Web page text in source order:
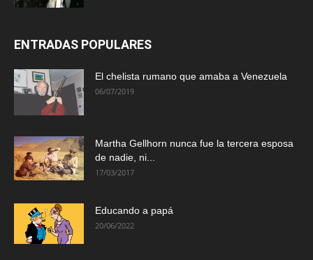
ENTRADAS POPULARES
El chelista rumano que amaba a Venezuela
06/07/2019
Martha Gellhorn nunca fue la tercera esposa
de nadie, ni...
17/03/2017
Educando a papá
20/06/2022